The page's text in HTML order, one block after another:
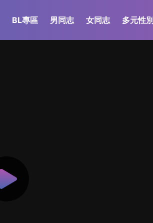
BL專區 男同志 女同志 多元性別